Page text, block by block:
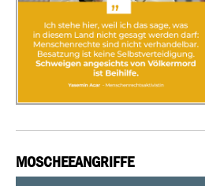
MOSCHEEANGRIFFE